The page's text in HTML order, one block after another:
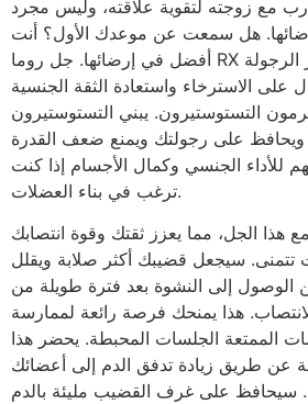
مع زوجته لتقوية علاقته، وليس مجرد
هل سمعت عن موعدك الأول؟ أنت
أفضل في إرضائها. جل روما RX منتج رائع للرجال يعزز الرجولة
على الاسترخاء واستعادة الثقة الجنسية
التستوستيرون. يبني التستوستيرون
ويحافظ على رجولتك ويمنع ضعف القدرة
للأداء الجنسي وكمال الأجسام إذا كنت
ترغب في بناء العضلات.
الجل، مما يعزز ثقتك وقوة انتصابك
تتمنى. سيجعل قضيبك أكثر صلابة ويقلل
الوصول إلى النشوة بعد فترة طويلة من
هذا يمنحك فرصة رائعة لممارسة
الممتعة الجلسات المحبطة. يحضر هذا
عن طريق زيادة تدفق الدم إلى أعضائك
سيحافظ على غرف القضيب مليئة بالدم